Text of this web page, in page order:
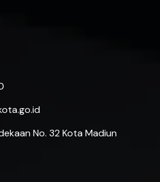
No. 32 Kota Madiun